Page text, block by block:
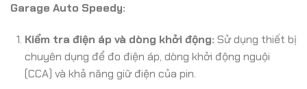
Garage Auto Speedy:
Kiểm tra điện áp và dòng khởi động: Sử dụng thiết bị
chuyên dụng để đo điện áp, dòng khởi động nguội
(CCA) và khả năng giữ điện của pin.